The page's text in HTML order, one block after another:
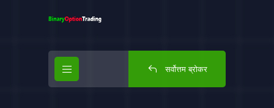
सर्वोत्तम ब्रोकर